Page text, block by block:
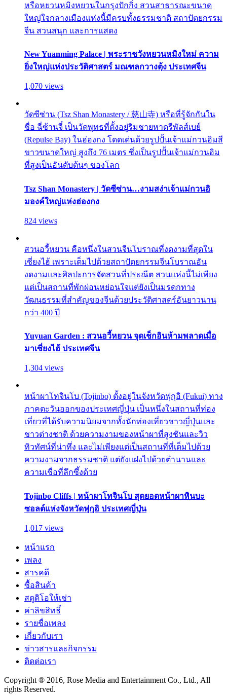
หรือหยวนหมิงหยวนในกรุงปักกิ่ง สวนสาธารณะขนาด
ใหญ่ใจกลางเมืองแห่งนี้มีครบทั้งธรรมชาติ สถาปัตยกรรม
จีน สวนสนุก และการแสดง
New Yuanming Palace | พระราชวังหยวนหมิงใหม่ ความ
ยิ่งใหญ่แห่งประวัติศาสตร์ มณฑลกวางตุ้ง ประเทศจีน
1,070 views
วัดซีซ่าน (Tsz Shan Monastery / 慈山寺) หรือที่รู้จักกันใน
ชื่อ ฉี่ซ้านจี๋ เป็นวัดพุทธที่ตั้งอยู่ริมชายหาดรีพัลส์เบย์
(Repulse Bay) ในฮ่องกง โดดเด่นด้วยรูปปั้นเจ้าแม่กวนอิมสี
ขาวขนาดใหญ่ สูงถึง 76 เมตร ซึ่งเป็นรูปปั้นเจ้าแม่กวนอิม
ที่สูงเป็นอันดับต้นๆ ของโลก
Tsz Shan Monastery | วัดซีซ่าน…งามสง่าเจ้าแม่กวนอิ
มองค์ใหญ่แห่งฮ่องกง
824 views
สวนอวี้หยวน คือหนึ่งในสวนจีนโบราณที่งดงามที่สุดใน
เซี่ยงไฮ้ เพราะเต็มไปด้วยสถาปัตยกรรมจีนโบราณอัน
งดงามและศิลปะการจัดสวนที่ประณีต สวนแห่งนี้ไม่เพียง
แต่เป็นสถานที่พักผ่อนหย่อนใจแต่ยังเป็นมรดกทาง
วัฒนธรรมที่สำคัญของจีนด้วยประวัติศาสตร์อันยาวนาน
กว่า 400 ปี
Yuyuan Garden : สวนอวี้หยวน จุดเช็กอินห้ามพลาดเมื่อ
มาเซี่ยงไฮ้ ประเทศจีน
1,304 views
หน้าผาโทจินโบ (Tojinbo) ตั้งอยู่ในจังหวัดฟุกุอิ (Fukui) ทาง
ภาคตะวันออกของประเทศญี่ปุ่น เป็นหนึ่งในสถานที่ท่อง
เที่ยวที่ได้รับความนิยมจากทั้งนักท่องเที่ยวชาวญี่ปุ่นและ
ชาวต่างชาติ ด้วยความงามของหน้าผาที่สูงชันและวิว
ทิวทัศน์ที่น่าทึ่ง และไม่เพียงแต่เป็นสถานที่ที่เต็มไปด้วย
ความงามจากธรรมชาติ แต่ยังแฝงไปด้วยตำนานและ
ความเชื่อที่ลึกซึ้งด้วย
Tojinbo Cliffs | หน้าผาโทจินโบ สุดยอดหน้าผาหินบะ
ซอลต์แห่งจังหวัดฟุกุอิ ประเทศญี่ปุ่น
1,017 views
หน้าแรก
เพลง
สารคดี
ซื้อสินค้า
สตูดิโอให้เช่า
ค่าลิขสิทธิ์
รายชื่อเพลง
เกี่ยวกับเรา
ข่าวสารและกิจกรรม
ติดต่อเรา
Copyright ® 2016, Rose Media and Entertainment Co., Ltd., All
rights Reserved.